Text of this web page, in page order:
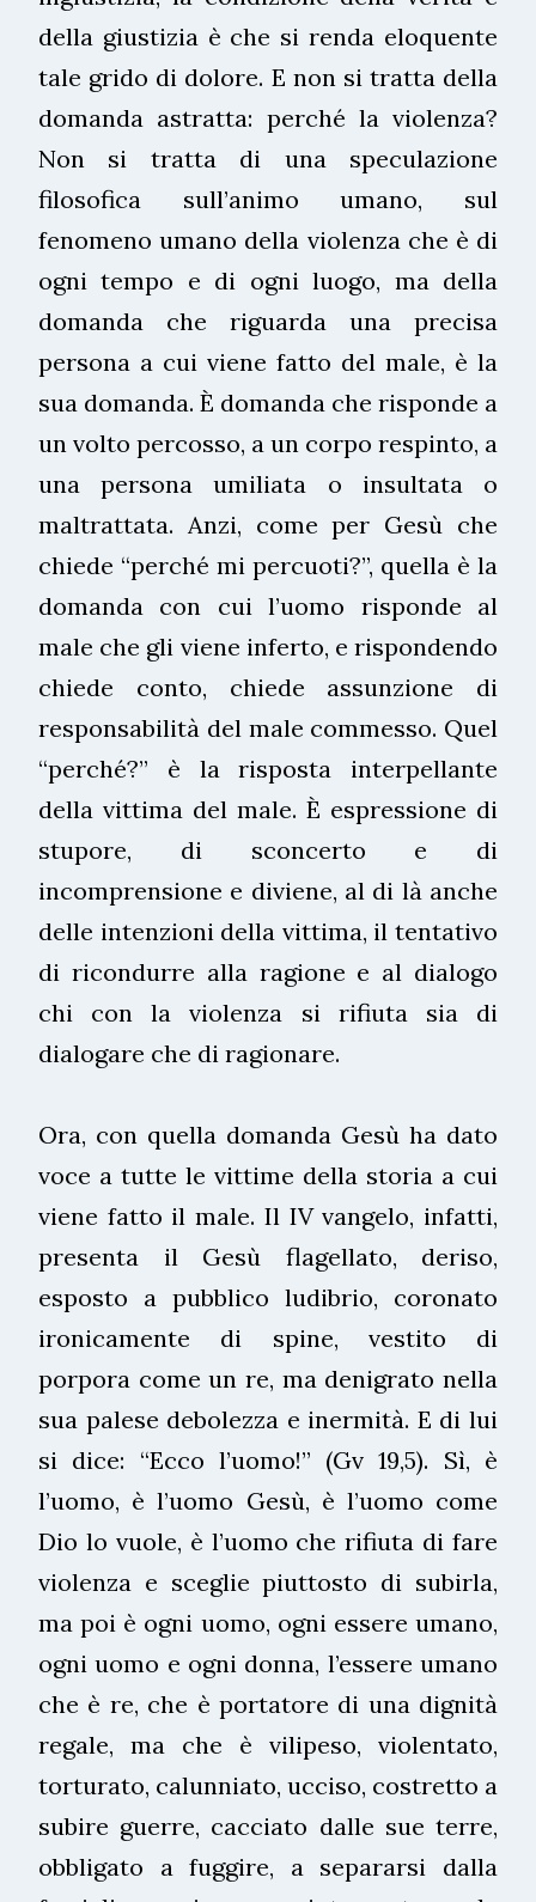
della giustizia è che si renda eloquente
tale grido di dolore. E non si tratta della
domanda astratta: perché la violenza?
Non si tratta di una speculazione
filosofica sull’animo umano, sul
fenomeno umano della violenza che è di
ogni tempo e di ogni luogo, ma della
domanda che riguarda una precisa
persona a cui viene fatto del male, è la
sua domanda. È domanda che risponde a
un volto percosso, a un corpo respinto, a
una persona umiliata o insultata o
maltrattata. Anzi, come per Gesù che
chiede “perché mi percuoti?”, quella è la
domanda con cui l’uomo risponde al
male che gli viene inferto, e rispondendo
chiede conto, chiede assunzione di
responsabilità del male commesso. Quel
“perché?” è la risposta interpellante
della vittima del male. È espressione di
stupore, di sconcerto e di
incomprensione e diviene, al di là anche
delle intenzioni della vittima, il tentativo
di ricondurre alla ragione e al dialogo
chi con la violenza si rifiuta sia di
dialogare che di ragionare.
Ora, con quella domanda Gesù ha dato
voce a tutte le vittime della storia a cui
viene fatto il male. Il IV vangelo, infatti,
presenta il Gesù flagellato, deriso,
esposto a pubblico ludibrio, coronato
ironicamente di spine, vestito di
porpora come un re, ma denigrato nella
sua palese debolezza e inermità. E di lui
si dice: “Ecco l’uomo!” (Gv 19,5). Sì, è
l’uomo, è l’uomo Gesù, è l’uomo come
Dio lo vuole, è l’uomo che rifiuta di fare
violenza e sceglie piuttosto di subirla,
ma poi è ogni uomo, ogni essere umano,
ogni uomo e ogni donna, l’essere umano
che è re, che è portatore di una dignità
regale, ma che è vilipeso, violentato,
torturato, calunniato, ucciso, costretto a
subire guerre, cacciato dalle sue terre,
obbligato a fuggire, a separarsi dalla